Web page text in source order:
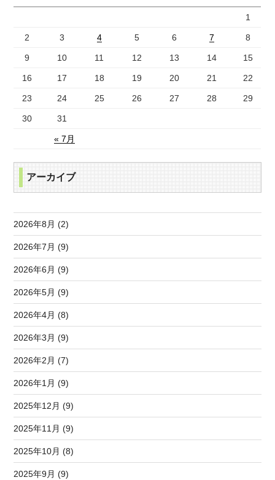
« 7月
1
2 3 4 5 6 7 8
9 10 11 12 13 14 15
16 17 18 19 20 21 22
23 24 25 26 27 28 29
30 31
アーカイブ
2026年8月 (2)
2026年7月 (9)
2026年6月 (9)
2026年5月 (9)
2026年4月 (8)
2026年3月 (9)
2026年2月 (7)
2026年1月 (9)
2025年12月 (9)
2025年11月 (9)
2025年10月 (8)
2025年9月 (9)